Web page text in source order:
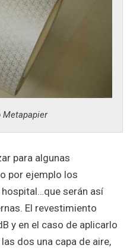
Metapapier
para algunas
por ejemplo los
serán así
El revestimiento
y en el caso de aplicarlo
dos una capa de aire,